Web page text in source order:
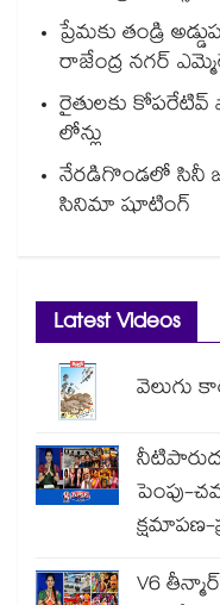
ప్రేమకు తండ్రి
రాజేంద్ర నగర్
రైతులకు
లోన్లు
నేరడిగొండలో సినీ
సినిమా షూటింగ్
Latest Videos
వెలుగు
పెంపు-
V6